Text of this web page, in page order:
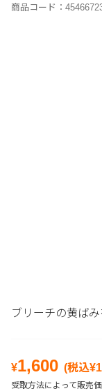
商品コード：
ブリーチの黄ばみ
¥1,600 (税込¥
受取方法によって販売